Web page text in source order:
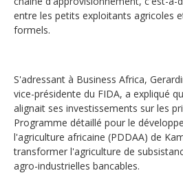
entre les petits exploitants agricoles
formels.
S'adressant à Business Africa,
vice-présidente du FIDA, a expliqué
alignait ses investissements sur les
Programme détaillé pour le
l'agriculture africaine (PDDAA) de
transformer l'agriculture de
agro-industrielles bancables.